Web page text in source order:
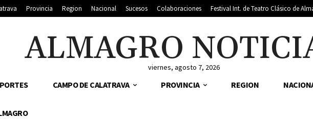
Provincia Region Nacional Sucesos Colaboraciones Festival Int. de Teatro Clásico de
ALMAGROviernes, agosto 7, 2026
CAMPO DE CALATRAVA PROVINCIA REGION